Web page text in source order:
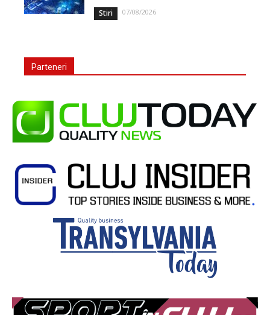
Stiri 07/08/2026
Parteneri